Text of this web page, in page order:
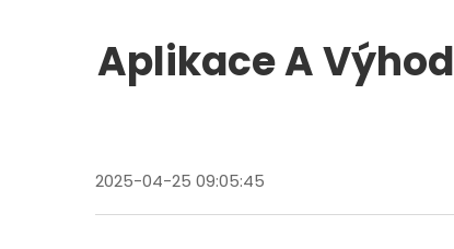
Aplikace A
2025-04-25 09:05:45